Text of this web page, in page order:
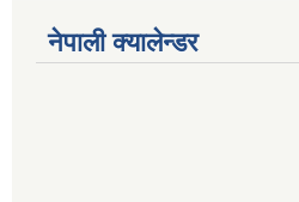
नेपाली क्यालेन्डर